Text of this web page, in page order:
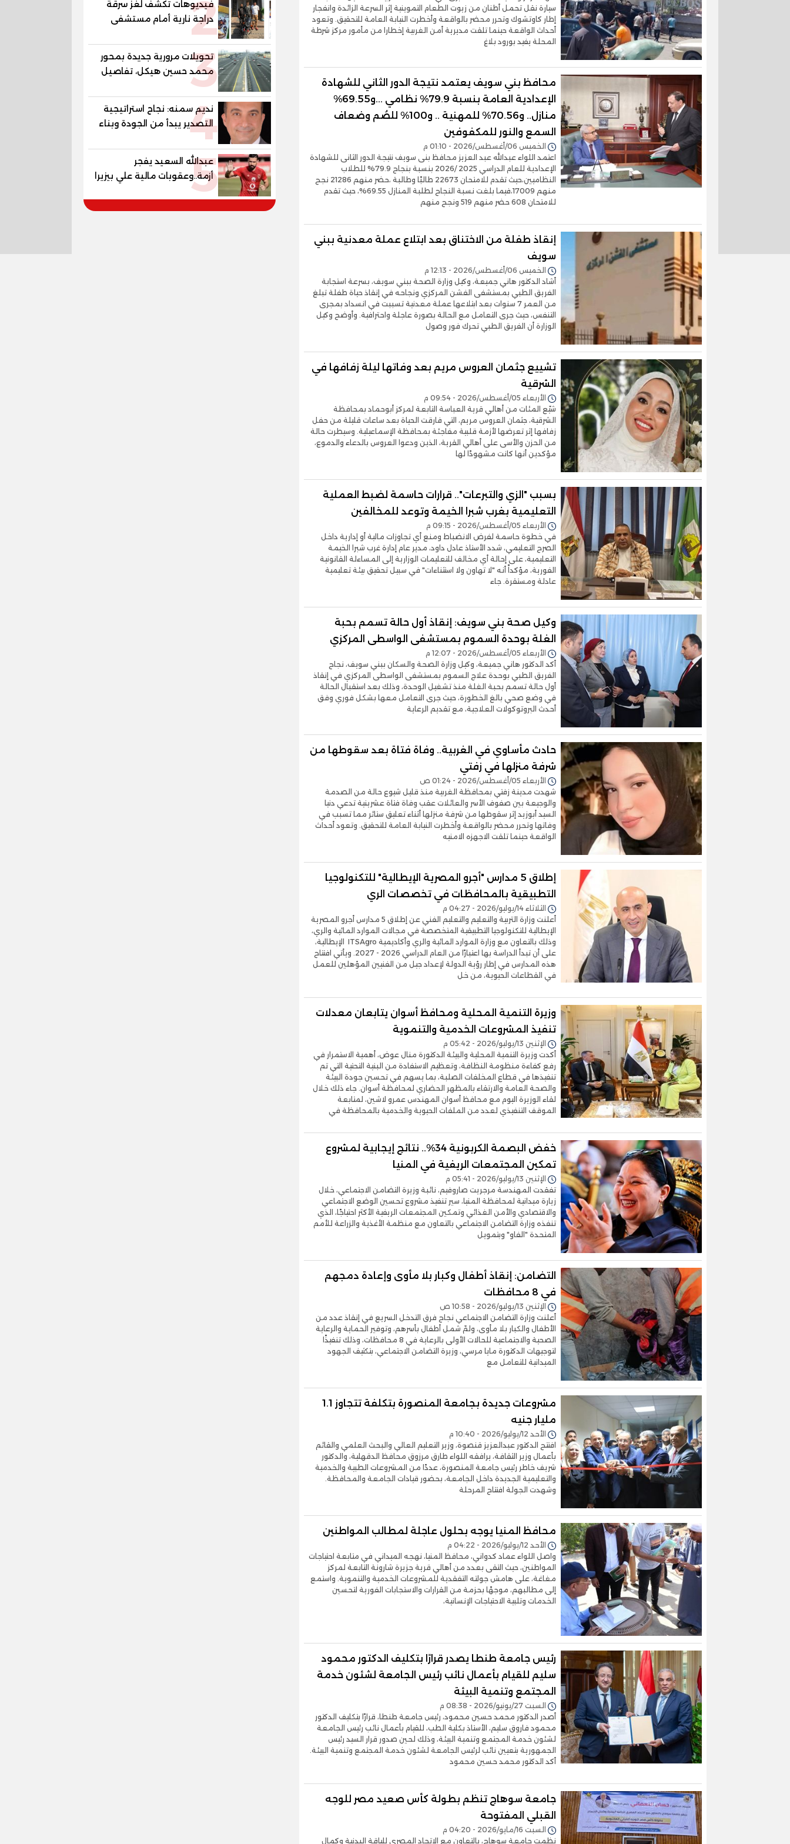
سيارة نقل تحمل أطنان من زيوت الطعام التموينية إثر السرعة الزائدة وانفجار
إطار كاوتشوك وتحرر محضر بالواقعة وأخطرت النيابة العامة للتحقيق. وتعود
أحداث الواقعة حينما تلقت مديرية أمن الغربية إخطارا من مأمور مركز شرطة
المحلة يفيد بورود بلاغ
محافظ بني سويف يعتمد نتيجة الدور الثاني للشهادة
الإعدادية العامة بنسبة 79.9% نظامي ...و69.55%
منازل.. و70.56% للمهنية .. و100% للصُم وضعاف
السمع والنور للمكفوفين
الخميس 06/أغسطس/2026 - 01:10 م
اعتمد اللواء عبدالله عبد العزيز محافظ بنى سويف نتيجة الدور الثانى للشهادة
الإعدادية للعام الدراسي 2025 /2026 بنسبة بنجاح 79.9% للطلاب
النظاميين،حيث تقدم للامتحان 22673 طالبًا وطالبة ،حضر منهم 21286 نجح
منهم 17009،فيما بلغت نسبة النجاح لطلبة المنازل 69.55%، حيث تقدم
للامتحان 608 حضر منهم 519 ونجح منهم
إنقاذ طفلة من الاختناق بعد ابتلاع عملة معدنية ببني
سويف
الخميس 06/أغسطس/2026 - 12:13 م
أشاد الدكتور هاني جميعة، وكيل وزارة الصحة ببني سويف، بسرعة استجابة
الفريق الطبي بمستشفى الفشن المركزي ونجاحه في إنقاذ حياة طفلة تبلغ
من العمر 7 سنوات بعد ابتلاعها عملة معدنية تسببت في انسداد بمجرى
التنفس، حيث جرى التعامل مع الحالة بصورة عاجلة واحترافية. وأوضح وكيل
الوزارة أن الفريق الطبي تحرك فور وصول
تشييع جثمان العروس مريم بعد وفاتها ليلة زفافها في
الشرقية
الأربعاء 05/أغسطس/2026 - 09:54 م
شيّع المئات من أهالي قرية العباسة التابعة لمركز أبوحماد بمحافظة
الشرقية، جثمان العروس مريم، التي فارقت الحياة بعد ساعات قليلة من حفل
زفافها إثر تعرضها لأزمة قلبية مفاجئة بمحافظة الإسماعيلية. وسيطرت حالة
من الحزن والأسى على أهالي القرية، الذين ودعوا العروس بالدعاء والدموع،
مؤكدين أنها كانت مشهودًا لها
بسبب "الزي والتبرعات".. قرارات حاسمة لضبط العملية
التعليمية بغرب شبرا الخيمة وتوعد للمخالفين
الأربعاء 05/أغسطس/2026 - 09:15 م
في خطوة حاسمة لفرض الانضباط ومنع أي تجاوزات مالية أو إدارية داخل
الصرح التعليمي، شدد الأستاذ عادل داود، مدير عام إدارة غرب شبرا الخيمة
التعليمية، على إحالة أي مخالف للتعليمات الوزارية إلى المساءلة القانونية
الفورية، مؤكداً أنه "لا تهاون ولا استثناءات" في سبيل تحقيق بيئة تعليمية
عادلة ومستقرة. جاء
وكيل صحة بني سويف: إنقاذ أول حالة تسمم بحبة
الغلة بوحدة السموم بمستشفى الواسطى المركزي
الأربعاء 05/أغسطس/2026 - 12:07 م
أكد الدكتور هاني جميعة، وكيل وزارة الصحة والسكان ببني سويف، نجاح
الفريق الطبي بوحدة علاج السموم بمستشفى الواسطى المركزي في إنقاذ
أول حالة تسمم بحبة الغلة منذ تشغيل الوحدة، وذلك بعد استقبال الحالة
في وضع صحي بالغ الخطورة، حيث جرى التعامل معها بشكل فوري وفق
أحدث البروتوكولات العلاجية، مع تقديم الرعاية
حادث مأساوي في الغربية.. وفاة فتاة بعد سقوطها من
شرفة منزلها في زفتي
الأربعاء 05/أغسطس/2026 - 01:24 ص
شهدت مدينة زفتي بمحافظة الغربية منذ قليل شيوع حالة من الصدمة
والوجيعة بين صفوف الأسر والعائلات عقب وفاة فتاة عشرينية تدعي دنيا
السيد أبوزيد إثر سقوطها من شرفة منزلها أثناء تعليق ستائر مما تسبب في
وفاتها وتحرر محضر بالواقعة وأخطرت النيابة العامة للتحقيق. وتعود أحداث
الواقعة حينما تلقت الاجهزه الامنيه
إطلاق 5 مدارس "أجرو المصرية الإيطالية" للتكنولوجيا
التطبيقية بالمحافظات في تخصصات الري
الثلاثاء 14/يوليو/2026 - 04:27 م
أعلنت وزارة التربية والتعليم والتعليم الفني عن إطلاق 5 مدارس أجرو المصرية
الإيطالية للتكنولوجيا التطبيقية المتخصصة في مجالات الموارد المائية والري،
وذلك بالتعاون مع وزارة الموارد المائية والري وأكاديمية ITSAgro الإيطالية،
على أن تبدأ الدراسة بها اعتبارًا من العام الدراسي 2026 - 2027. ويأتي افتتاح
هذه المدارس في إطار رؤية الدولة لإعداد جيل من الفنيين المؤهلين للعمل
في القطاعات الحيوية، من خل
وزيرة التنمية المحلية ومحافظ أسوان يتابعان معدلات
تنفيذ المشروعات الخدمية والتنموية
الإثنين 13/يوليو/2026 - 05:42 م
أكدت وزيرة التنمية المحلية والبيئة الدكتورة منال عوض، أهمية الاستمرار في
رفع كفاءة منظومة النظافة، وتعظيم الاستفادة من البنية التحتية التي تم
تنفيذها في قطاع المخلفات الصلبة، بما يسهم في تحسين جودة البيئة
والصحة العامة والارتقاء بالمظهر الحضاري لمحافظة أسوان. جاء ذلك خلال
لقاء الوزيرة اليوم مع محافظ أسوان المهندس عمرو لاشين، لمتابعة
الموقف التنفيذي لعدد من الملفات الحيوية والخدمية بالمحافظة في
خفض البصمة الكربونية 34%.. نتائج إيجابية لمشروع
تمكين المجتمعات الريفية في المنيا
الإثنين 13/يوليو/2026 - 05:41 م
تفقدت المهندسة مرجريت صاروفيم، نائبة وزيرة التضامن الاجتماعي، خلال
زيارة ميدانية لمحافظة المنيا، سير تنفيذ مشروع تحسين الوضع الاجتماعي
والاقتصادي والأمن الغذائي وتمكين المجتمعات الريفية الأكثر احتياجًا، الذي
تنفذه وزارة التضامن الاجتماعي بالتعاون مع منظمة الأغذية والزراعة للأمم
المتحدة "الفاو" وبتمويل
التضامن: إنقاذ أطفال وكبار بلا مأوى وإعادة دمجهم
في 8 محافظات
الإثنين 13/يوليو/2026 - 10:58 ص
أعلنت وزارة التضامن الاجتماعي نجاح فرق التدخل السريع في إنقاذ عدد من
الأطفال والكبار بلا مأوى، ولمّ شمل أطفال بأسرهم، وتوفير الحماية والرعاية
الصحية والاجتماعية للحالات الأولى بالرعاية في 8 محافظات، وذلك تنفيذًا
لتوجيهات الدكتورة مايا مرسي، وزيرة التضامن الاجتماعي، بتكثيف الجهود
الميدانية للتعامل مع
مشروعات جديدة بجامعة المنصورة بتكلفة تتجاوز 1.1
مليار جنيه
الأحد 12/يوليو/2026 - 10:40 م
افتتح الدكتور عبدالعزيز قنصوة، وزير التعليم العالي والبحث العلمي والقائم
بأعمال وزير الثقافة، يرافقه اللواء طارق مرزوق محافظ الدقهلية، والدكتور
شريف خاطر رئيس جامعة المنصورة، عددًا من المشروعات الطبية والخدمية
والتعليمية الجديدة داخل الجامعة، بحضور قيادات الجامعة والمحافظة.
وشهدت الجولة افتتاح المرحلة
محافظ المنيا يوجه بحلول عاجلة لمطالب المواطنين
الأحد 12/يوليو/2026 - 04:22 م
واصل اللواء عماد كدواني، محافظ المنيا، نهجه الميداني في متابعة احتياجات
المواطنين، حيث التقى بعدد من أهالي قرية جزيرة شارونة التابعة لمركز
مغاغة، على هامش جولته التفقدية للمشروعات الخدمية والتنموية. واستمع
إلى مطالبهم، موجهًا بحزمة من القرارات والاستجابات الفورية لتحسين
الخدمات وتلبية الاحتياجات الإنسانية،
رئيس جامعة طنطا يصدر قرارًا بتكليف الدكتور محمود
سليم للقيام بأعمال نائب رئيس الجامعة لشئون خدمة
المجتمع وتنمية البيئة
السبت 27/يونيو/2026 - 08:38 م
أصدر الدكتور محمد حسين محمود، رئيس جامعة طنطا، قرارًا بتكليف الدكتور
محمود فاروق سليم، الأستاذ بكلية الطب، للقيام بأعمال نائب رئيس الجامعة
لشئون خدمة المجتمع وتنمية البيئة، وذلك لحين صدور قرار السيد رئيس
الجمهورية بتعيين نائب لرئيس الجامعة لشئون خدمة المجتمع وتنمية البيئة.
أكد الدكتور محمد حسين محمود
جامعة سوهاج تنظم بطولة كأس صعيد مصر للوجه
القبلي المفتوحة
السبت 16/مايو/2026 - 04:20 م
نظمت جامعة سوهاج، بالتعاون مع الإتحاد المصري للياقة البدنية وكمال
2
فيديوهات تكشف لغز سرقة
دراجة نارية أمام مستشفى
بمدينة نصر
3
تحويلات مرورية جديدة بمحور
محمد حسين هيكل، تفاصيل
الغلق على مرحلتين
4
نديم سمنه: نجاح استراتيجية
التصدير يبدأ من الجودة وبناء
الثقة في شعار "صنع في
مصر"
5
عبدالله السعيد يفجر
أزمة..وعقوبات مالية علي بيزيرا
وبانزا